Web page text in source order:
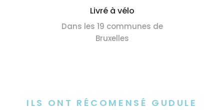
Livré à vélo
Dans les 19 communes de
Bruxelles
ILS ONT RÉCOMENSÉ GUDULE